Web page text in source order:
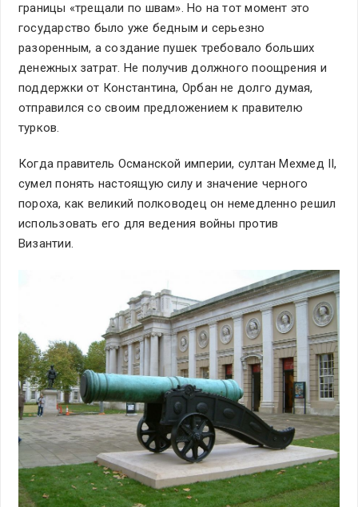
границы «трещали по швам». Но на тот момент это
государство было уже бедным и серьезно
разоренным, а создание пушек требовало больших
денежных затрат. Не получив должного поощрения и
поддержки от Константина, Орбан не долго думая,
отправился со своим предложением к правителю
турков.
Когда правитель Османской империи, султан Мехмед II,
сумел понять настоящую силу и значение черного
пороха, как великий полководец он немедленно решил
использовать его для ведения войны против
Византии.